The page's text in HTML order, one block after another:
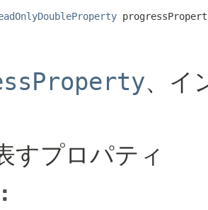
、イ
すプロパティ